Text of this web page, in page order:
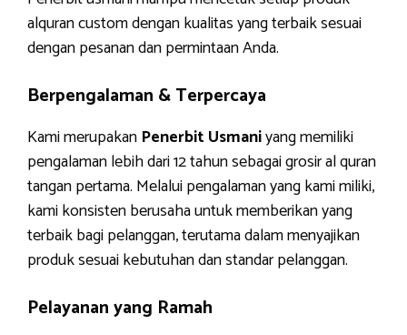
alquran custom dengan kualitas yang terbaik sesuai
dengan pesanan dan permintaan Anda.
Berpengalaman & Terpercaya
Kami merupakan Penerbit Usmaniyang memiliki
pengalaman lebih dari 12 tahun sebagai grosir al quran
tangan pertama. Melalui pengalaman yang kami miliki,
kami konsisten berusaha untuk memberikan yang
terbaik bagi pelanggan, terutama dalam menyajikan
produk sesuai kebutuhan dan standar pelanggan.
Pelayanan yang Ramah